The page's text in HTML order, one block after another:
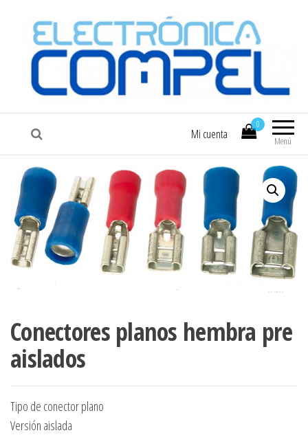
COMPEL Electrónica COMPEL
Menú
0
Mi cuenta
Conectores planos hembra pre
aislados
Tipo de conector plano
Versión aislada